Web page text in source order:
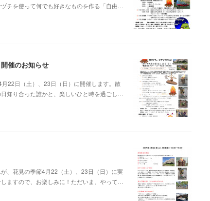
チを使って何でも好きなものを作る「自由…
催のお知らせ
22日（土）、23日（日）に開催します。散
知り合った誰かと、楽しいひと時を過ごし…
、花見の季節4月22（土）、23日（日）に実
ますので、お楽しみに！ただいま、やって…